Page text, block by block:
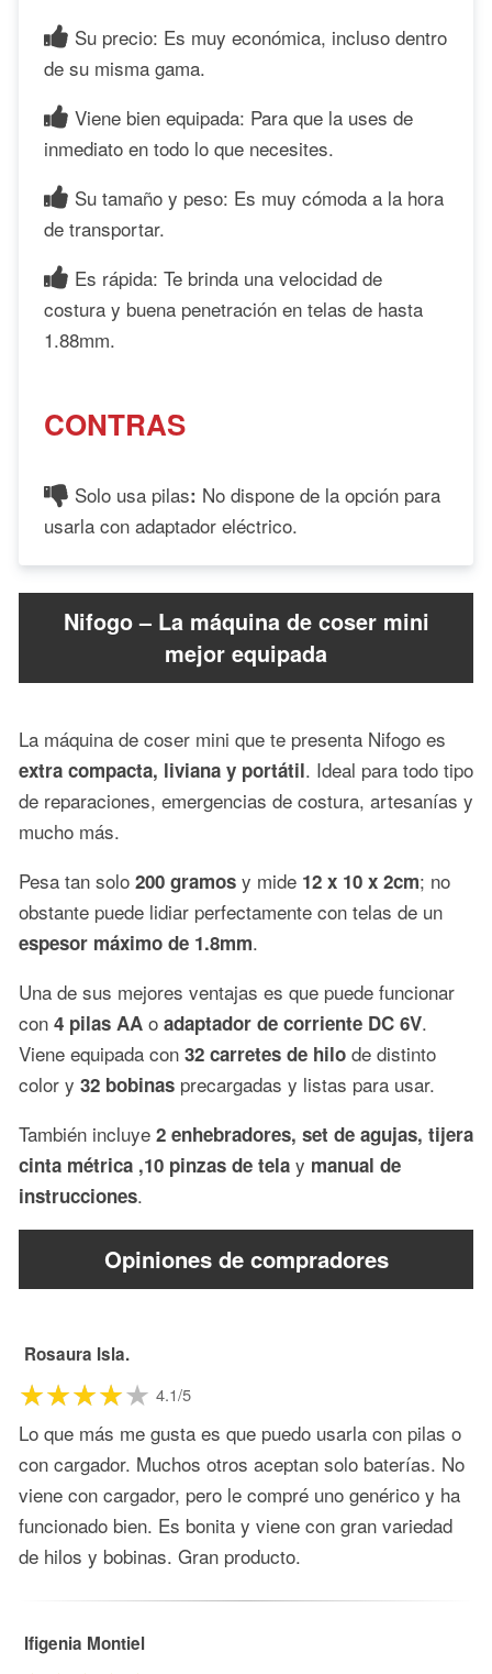
Su precio: Es muy económica, incluso dentro
de su misma gama.
Viene bien equipada: Para que la uses de
inmediato en todo lo que necesites.
Su tamaño y peso: Es muy cómoda a la hora
de transportar.
Es rápida: Te brinda una velocidad de
costura y buena penetración en telas de hasta
1.88mm.
CONTRAS
Solo usa pilas: No dispone de la opción para
usarla con adaptador eléctrico.
Nifogo – La máquina de coser mini
mejor equipada
La máquina de coser mini que te presenta Nifogo es
extra compacta, liviana y portátil. Ideal para todo tipo
de reparaciones, emergencias de costura, artesanías y
mucho más.
Pesa tan solo 200 gramos y mide 12 x 10 x 2cm; no
obstante puede lidiar perfectamente con telas de un
espesor máximo de 1.8mm.
Una de sus mejores ventajas es que puede funcionar
con 4 pilas AA o adaptador de corriente DC 6V.
Viene equipada con 32 carretes de hilo de distinto
color y 32 bobinas precargadas y listas para usar.
También incluye 2 enhebradores, set de agujas, tijera
cinta métrica ,10 pinzas de tela y manual de
instrucciones.
Opiniones de compradores
Rosaura Isla.
4.1/5
Lo que más me gusta es que puedo usarla con pilas o
con cargador. Muchos otros aceptan solo baterías. No
viene con cargador, pero le compré uno genérico y ha
funcionado bien. Es bonita y viene con gran variedad
de hilos y bobinas. Gran producto.
Ifigenia Montiel